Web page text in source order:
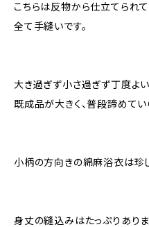
こちらは反物から仕立てられて
全て手縫いです。
大き過ぎず小さ過ぎず丁度よい
既成品が大きく、普段諦めて
小柄の方向きの綿麻浴衣は珍
身丈の縫込みはたっぷりありま